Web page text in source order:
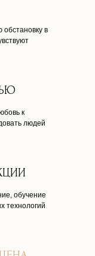
в
обучение
технологий
к
людей